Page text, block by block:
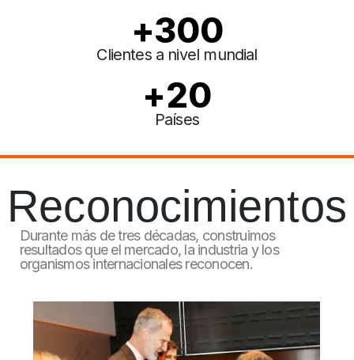
+300
Clientes a nivel mundial
+20
Países
Reconocimientos
Durante más de tres décadas, construimos
resultados que el mercado, la industria y los
organismos internacionales reconocen.